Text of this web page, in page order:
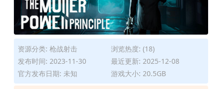
资源分类: 枪战射击
浏览热度: (18)
发布时间: 2023-11-30
最近更新: 2025-12-08
官方发布日期: 未知
游戏大小: 20.5GB